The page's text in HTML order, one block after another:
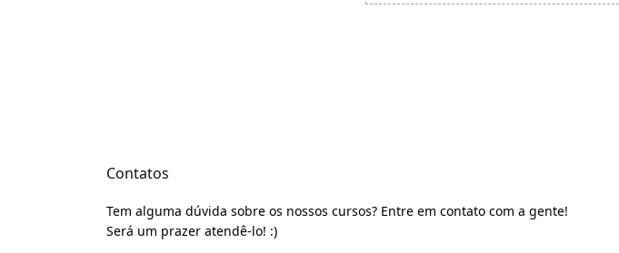
Contatos
Tem alguma dúvida sobre os nossos cursos? Entre em contato com a gente!
Será um prazer atendê-lo! :)